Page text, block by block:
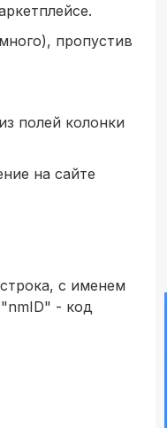
пропустив
полей колонки
на сайте
с именем
- код